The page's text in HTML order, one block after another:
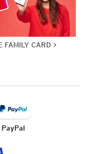
FAMILY CARD
PayPal